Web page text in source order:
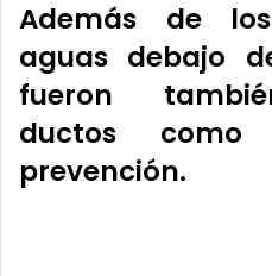
Además de
aguas debajo
fueron
ductos
prevención.